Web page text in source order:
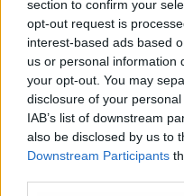
section to confirm your
opt-out request is
interest-based ads based
us or personal information
your opt-out. You may
disclosure of your
IAB’s list of downstream
also be disclosed by us to
Downstream Participants
competenze
dobbiamo lavorare
mondo del lavoro:
imprese prendono
disabilità e
Inoltre dobbiamo
accessibili, rendere
una realtà più
vivono meglio tutti»